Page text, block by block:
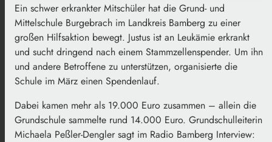
Ein schwer erkrankter Mitschüler hat die Grund- und
Mittelschule Burgebrach im Landkreis Bamberg zu einer
großen Hilfsaktion bewegt. Justus ist an Leukämie erkrankt
und sucht dringend nach einem Stammzellenspender. Um ihn
und andere Betroffene zu unterstützen, organisierte die
Schule im März einen Spendenlauf.
Dabei kamen mehr als 19.000 Euro zusammen – allein die
Grundschule sammelte rund 14.000 Euro. Grundschulleiterin
Michaela Peßler-Dengler sagt im Radio Bamberg Interview: